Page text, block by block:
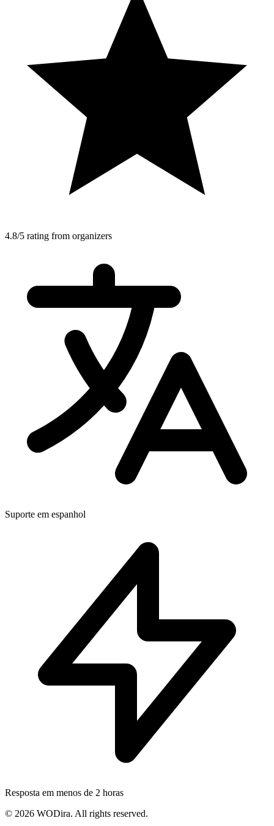
4.8/5 rating from organizers
Suporte em espanhol
Resposta em menos de 2 horas
© 2026 WODira. All rights reserved.